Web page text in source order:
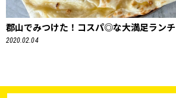
郡山でみつけた！コスパ◎な大満足ランチ
2020.02.04